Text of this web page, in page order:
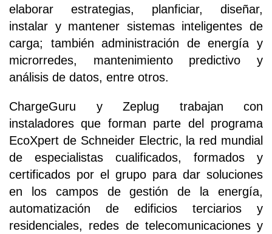
elaborar estrategias, planficiar, diseñar,
instalar y mantener sistemas inteligentes de
carga; también administración de energía y
microrredes, mantenimiento predictivo y
análisis de datos, entre otros.
ChargeGuru y Zeplug trabajan con
instaladores que forman parte del programa
EcoXpert de Schneider Electric, la red mundial
de especialistas cualificados, formados y
certificados por el grupo para dar soluciones
en los campos de gestión de la energía,
automatización de edificios terciarios y
residenciales, redes de telecomunicaciones y